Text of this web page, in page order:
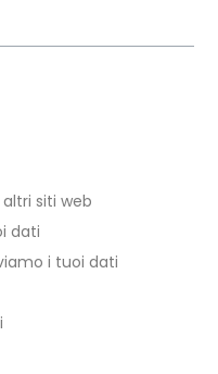
siti web
dati
i tuoi dati